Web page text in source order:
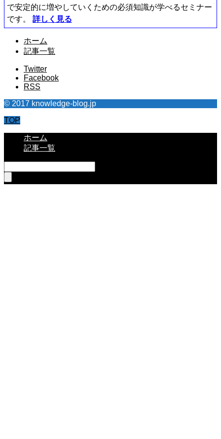
で安定的に増やしていくための必須知識が学べるセミナー
です。 詳しく見る
ホーム
記事一覧
Twitter
Facebook
RSS
© 2017 knowledge-blog.jp
TOP
ホーム
記事一覧